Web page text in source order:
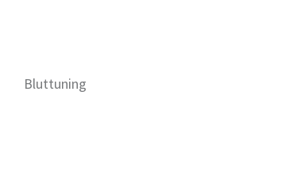
Bluttuning